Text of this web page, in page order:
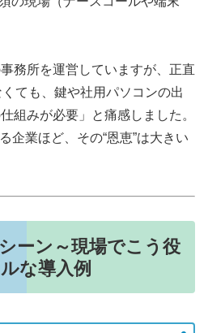
務所を運営していますが、正直
くても、鍵や社用パソコンの出
組みが必要」と痛感しました。
企業ほど、その“恩恵”は大きい
ーン～現場でこう役
な導入例